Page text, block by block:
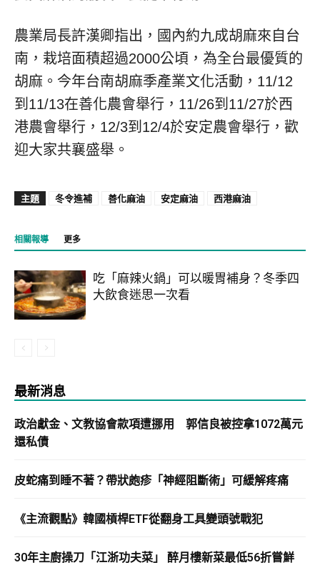
農業局長許漢卿指出，國內約九成胡麻來自台
南，栽培面積超過2000公頃，為全台最優質的
胡麻。今年台南胡麻季產業文化活動，11/12
到11/13在善化農會舉行，11/26到11/27於西
港農會舉行，12/3到12/4於安定農會舉行，歡
迎大家共襄盛舉。
主題 冬令進補 善化麻油 安定麻油 西港麻油
相關報導 更多
吃「麻辣火鍋」可以暖胃補身？冬季四
大飲食迷思一次看
最新消息
政治獻金、文教協會款項遭挪用 郭信良被控拿1072萬元
還私債
皮蛇痛到睡不著？帶狀皰疹「神經阻斷術」可緩解疼痛
《主流觀點》韓國槓桿ETF從翻身工具變頭號戰犯
30年主廚操刀「江浙功夫菜」 醉月樓新菜最低56折嘗鮮